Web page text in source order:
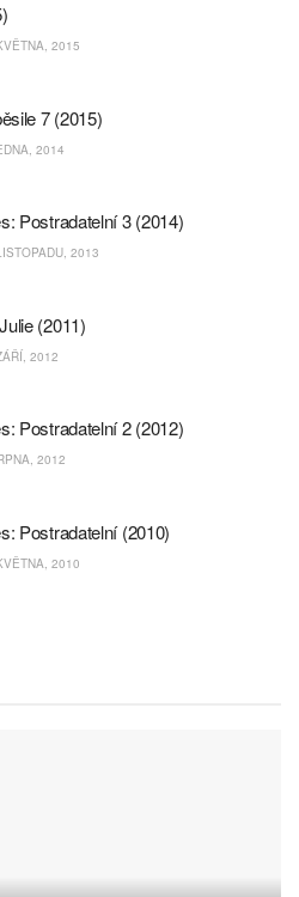
2015
7 (2015)
2014
Postradatelní 3 (2014)
2013
(2011)
2012
Postradatelní 2 (2012)
2012
Postradatelní (2010)
2010